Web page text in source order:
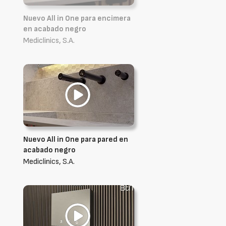
Nuevo All in One para encimera
en acabado negro
Mediclinics, S.A.
Nuevo All in One para pared en
acabado negro
Mediclinics, S.A.